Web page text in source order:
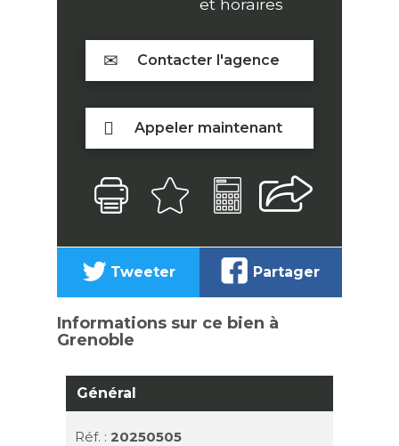
et horaires
Contacter l'agence
Appeler maintenant
Tweeter Partager
Informations sur ce bien à
Grenoble
Général
Réf. :20250505